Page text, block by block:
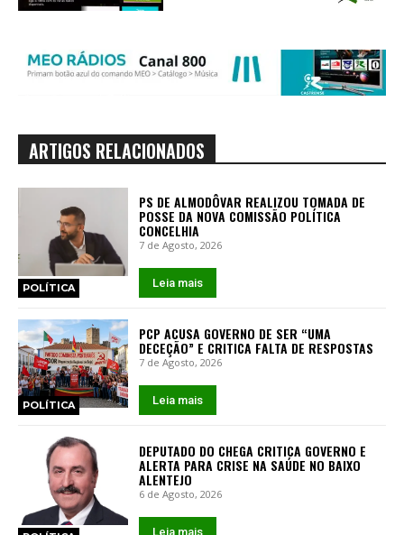
ARTIGOS RELACIONADOS
POLÍTICA
PS DE ALMODÔVAR REALIZOU TOMADA DE
POSSE DA NOVA COMISSÃO POLÍTICA
CONCELHIA
7 de Agosto, 2026
Leia mais
POLÍTICA
PCP ACUSA GOVERNO DE SER “UMA
DECEÇÃO” E CRITICA FALTA DE RESPOSTAS
7 de Agosto, 2026
Leia mais
DEPUTADO DO CHEGA CRITICA GOVERNO E
ALERTA PARA CRISE NA SAÚDE NO BAIXO
ALENTEJO
6 de Agosto, 2026
Leia mais